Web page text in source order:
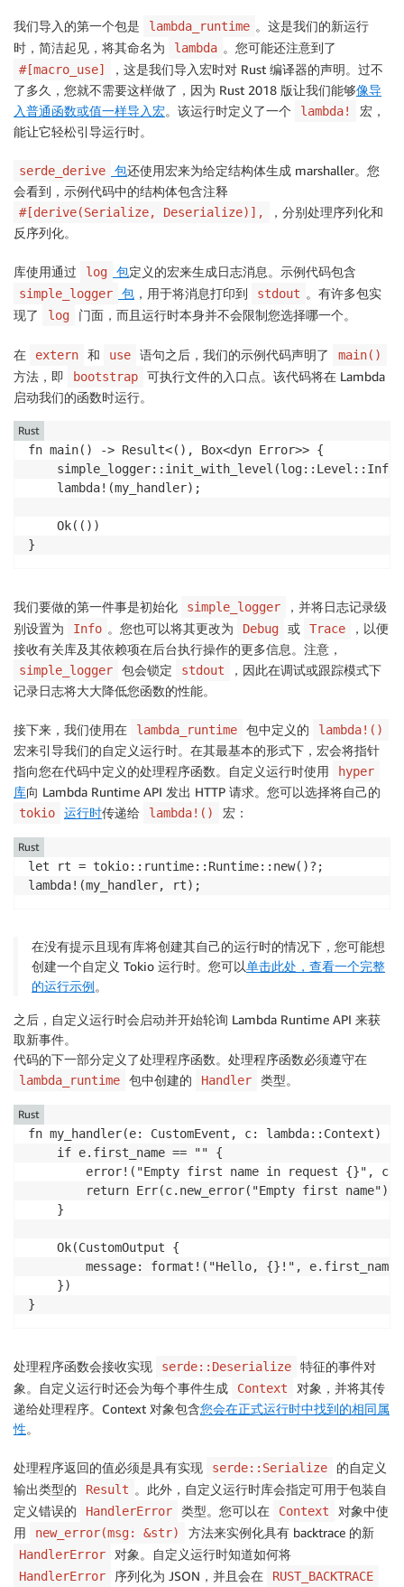
我们导入的第一个包是 lambda_runtime 。这是我们的新运行
时，简洁起见，将其命名为
lambda 。您可能还注意到了
#[macro_use]
，这是我们导入宏时对 Rust 编译器的声明。过不
了多久，您就不需要这样做了，因为 Rust 2018 版让我们能够像导
入普通函数或值一样导入宏。该运行时定义了一个 lambda!
宏，
能让它轻松引导运行时。
serde_derive 包还使用宏来为给定结构体生成 marshaller。您
会看到，示例代码中的结构体包含注释
#[derive(Serialize, Deserialize)],
，分别处理序列化和
反序列化。
库使用通过 log 包定义的宏来生成日志消息。示例代码包含
simple_logger 包 ，用于将消息打印到 stdout 。有许多包实
现了
log 门面，而且运行时本身并不会限制您选择哪一个。
在 extern 和 use 语句之后，我们的示例代码声明了 main()
方法，即 bootstrap
可执行文件的入口点。该代码将在 Lambda
启动我们的函数时运行。
fn main() -> Result<(), Box<dyn Error>> {
    lambda!(my_handler);
    Ok(())
}
Rust
我们要做的第一件事是初始化 simple_logger
，并将日志记录级
别设置为
Info 。您也可以将其更改为 Debug 或 Trace
，以便
接收有关库及其依赖项在后台执行操作的更多信息。注意，
simple_logger 包会锁定 stdout
，因此在调试或跟踪模式下
记录日志将大大降低您函数的性能。
接下来，我们使用在 lambda_runtime 包中定义的 lambda!()
宏来引导我们的自定义运行时。在其最基本的形式下，宏会将指针
指向您在代码中定义的处理程序函数。自定义运行时使用
hyper
库向 Lambda Runtime API 发出 HTTP 请求。您可以选择将自己的
tokio 运行时传递给 lambda!() 宏：
let rt = tokio::runtime::Runtime::new()?;
lambda!(my_handler, rt);
Rust
在没有提示且现有库将创建其自己的运行时的情况下，您可能想
创建一个自定义 Tokio 运行时。您可以单击此处，查看一个完整
的运行示例。
之后，自定义运行时会启动并开始轮询 Lambda Runtime API 来获
取新事件。
代码的下一部分定义了处理程序函数。处理程序函数必须遵守在
lambda_runtime 包中创建的 Handler 类型。
fn my_handler(e: CustomEvent, c: lambda::Context) -
    if e.first_name == "" {
error!("Empty first name in request {}",
        return Err(c.new_error("Empty first name"));
    }
    Ok(CustomOutput {
message: format!("Hello, {}!",
    })
}
Rust
处理程序函数会接收实现 serde::Deserialize
特征的事件对
象。自定义运行时还会为每个事件生成
Context
对象，并将其传
递给处理程序。Context 对象包含您会在正式运行时中找到的相同属
性。
处理程序返回的值必须是具有实现 serde::Serialize
的自定义
输出类型的
Result 。此外，自定义运行时库会指定可用于包装自
定义错误的
HandlerError 类型。您可以在 Context
对象中使
用
new_error(msg: &str) 方法来实例化具有 backtrace 的新
HandlerError 对象。自定义运行时知道如何将
HandlerError 序列化为 JSON，并且会在 RUST_BACKTRACE